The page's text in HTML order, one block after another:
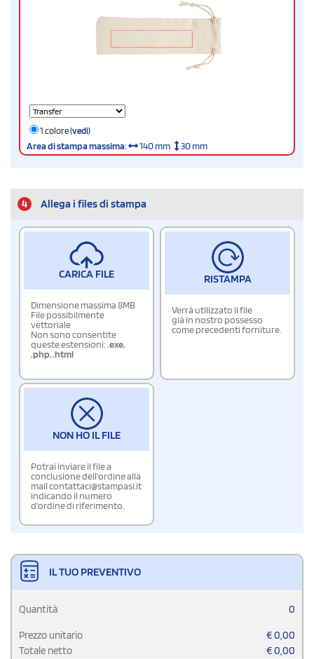
1 colore(vedi)
Area di stampa massima: 140 mm 30 mm
4 Allega i files di stampa
CARICA FILE
Dimensione massima 8MB
File possibilmente
vettoriale
Non sono consentite
queste estensioni:.exe,
.php,.html
RISTAMPA
Verrà utilizzato il file
già in nostro possesso
come precedenti forniture.
NON HO IL FILE
Potrai inviare il file a
conclusione dell'ordine alla
mail contattaci@stampasi.it
indicando il numero
d'ordine di riferimento.
IL TUO PREVENTIVO
Quantità 0
Prezzo unitario €0,00
Totale netto
€0,00